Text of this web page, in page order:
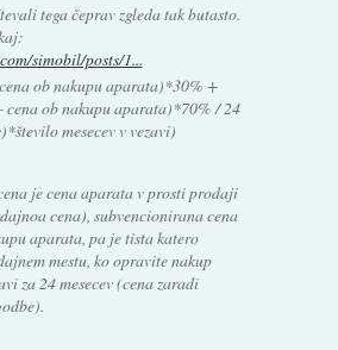
tega čeprav zgleda tak butasto.
simobil/posts/1...
ob nakupu aparata)*30% +
cena ob nakupu aparata)*70% / 24
mesecev v vezavi)
je cena aparata v prosti prodaji
cena), subvencionirana cena
aparata, pa je tista katero
mestu, ko opravite nakup
za 24 mesecev (cena zaradi